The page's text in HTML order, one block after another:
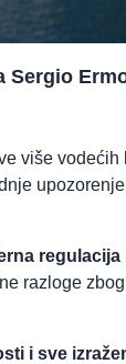
Sergio
više
razloge
i sve